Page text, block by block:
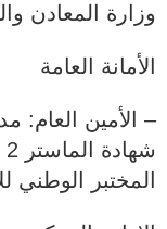
وزارة المعادن
الأمانة العامة
– الأمين العام:
المختبر الوطني